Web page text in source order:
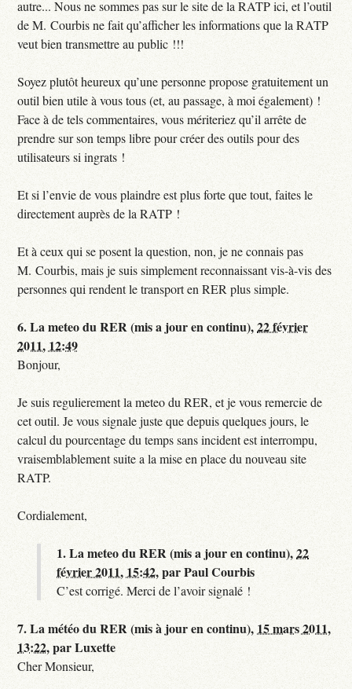
autre... Nous ne sommes pas sur le site de la RATP ici, et l’outil
de M. Courbis ne fait qu’afficher les informations que la RATP
veut bien transmettre au public !!!
Soyez plutôt heureux qu’une personne propose gratuitement un
outil bien utile à vous tous (et, au passage, à moi également) !
Face à de tels commentaires, vous mériteriez qu’il arrête de
prendre sur son temps libre pour créer des outils pour des
utilisateurs si ingrats !
Et si l’envie de vous plaindre est plus forte que tout, faites le
directement auprès de la RATP !
Et à ceux qui se posent la question, non, je ne connais pas
M. Courbis, mais je suis simplement reconnaissant vis-à-vis des
personnes qui rendent le transport en RER plus simple.
6.La meteo du RER (mis a jour en continu),22 février
2011, 12:49
Bonjour,
Je suis regulierement la meteo du RER, et je vous remercie de
cet outil. Je vous signale juste que depuis quelques jours, le
calcul du pourcentage du temps sans incident est interrompu,
vraisemblablement suite a la mise en place du nouveau site
RATP.
Cordialement,
1.La meteo du RER (mis a jour en continu),22
février 2011, 15:42,parPaul Courbis
C’est corrigé. Merci de l’avoir signalé !
7.La météo du RER (mis à jour en continu), 15 mars 2011,
13:22,parLuxette
Cher Monsieur,